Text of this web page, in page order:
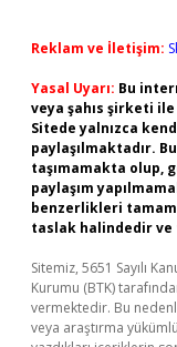
Reklam ve İletişim:
Yasal Uyarı: Bu
veya şahıs şirketi
Sitede yalnızca
paylaşılmaktadır.
taşımamakta olup,
paylaşım
benzerlikleri
taslak halindedir ve
Sitemiz, 5651 Sayılı
Kurumu (BTK)
vermektedir. Bu
veya araştırma